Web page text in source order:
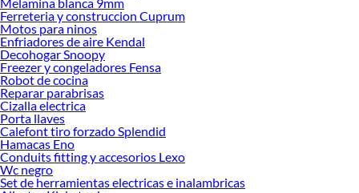
Ferreteria y construccion Cuprum
Motos para ninos
Enfriadores de aire Kendal
Decohogar Snoopy
Freezer y congeladores Fensa
Robot de cocina
Reparar parabrisas
Cizalla electrica
Porta llaves
Calefont tiro forzado Splendid
Hamacas Eno
Conduits fitting y accesorios Lexo
Wc negro
Set de herramientas electricas e inalambricas